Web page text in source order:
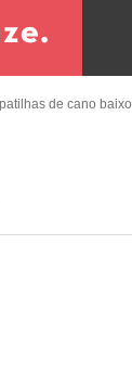
de cano baixo